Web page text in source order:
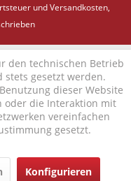
undVersandkosten,
den technischen Betrieb
gesetzt werden.
dieser Website
oder die Interaktion mit
vereinfachen
gesetzt.
Konfigurieren